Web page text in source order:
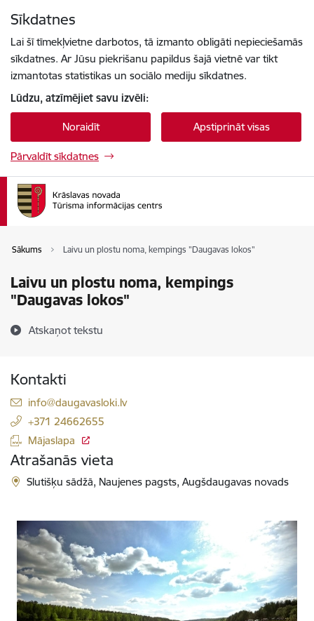
Sīkdatnes
Lai šī tīmekļvietne darbotos, tā izmanto obligāti nepieciešamās
sīkdatnes. Ar Jūsu piekrišanu papildus šajā vietnē var tikt
izmantotas statistikas un sociālo mediju sīkdatnes.
Lūdzu, atzīmējiet savu izvēli:
Noraidīt Apstiprināt visas
Pārvaldīt sīkdatnes
Sākums Laivu un plostu noma, kempings "Daugavas lokos"
Laivu un plostu noma, kempings
"Daugavas lokos"
Atskaņot tekstu
Kontakti
E-pasts:
info@daugavasloki.lv
+371 24662655
Mājaslapa
Atrašanās vieta
Slutišķu sādžā, Naujenes pagsts, Augšdaugavas novads